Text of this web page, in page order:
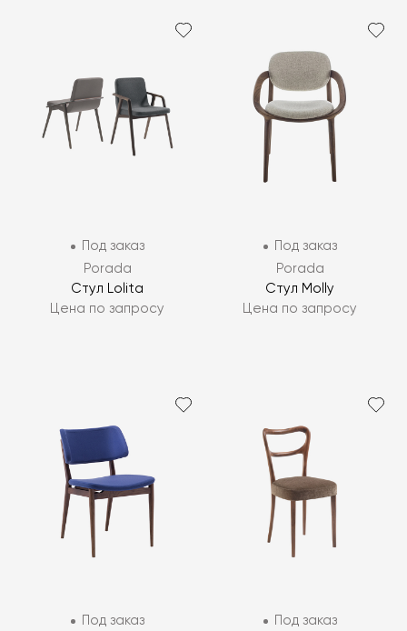
Под заказ
Porada
Стул Lolita
Цена по запросу
Под заказ
Porada
Стул Molly
Цена по запросу
Под заказ
Под заказ